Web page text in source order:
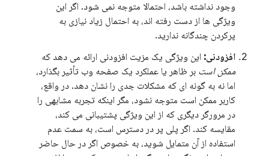
وجود نداشته باشد، احتمالا متوجه نمی شود. اگر این
ویژگی ها از دست رفته اند، به احتمال زیاد نیازی به
پرکردن چندگانه ندارید.
افزودنی: این ویژگی یک مزیت افزودنی ارائه می دهد که
ممکن است بر ظاهر یا عملکرد یک صفحه وب تأثیر بگذارد،
اما نه به گونه ای که مشکلات جدی را نشان دهد. در واقع،
کاربر ممکن است متوجه نشود، مگر اینکه تجربه مشابهی را
در مرورگر دیگری که از این ویژگی پشتیبانی می کند،
مقایسه کند. اگر پلی پر در دسترس است، به سمت عدم
استفاده از آن متمایل شوید، به خصوص اگر در حال حاضر